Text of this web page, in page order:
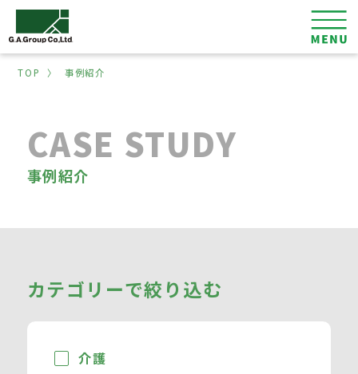
TOP 〉 事例紹介
CASE STUDY
事例紹介
カテゴリーで絞り込む
介護